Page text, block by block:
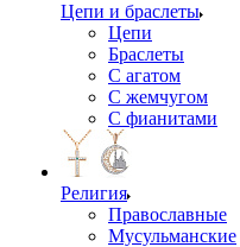
Цепи и браслеты
Цепи
Браслеты
С агатом
С жемчугом
С фианитами
Религия
Православные
Мусульманские